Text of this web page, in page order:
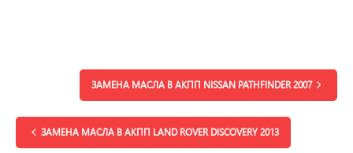
ЗАМЕНА МАСЛА В АКПП NISSAN PATHFINDER 2007
ЗАМЕНА МАСЛА В АКПП LAND ROVER DISCOVERY 2013